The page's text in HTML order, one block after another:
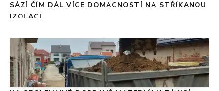
SÁZÍ ČÍM DÁL VÍCE DOMÁCNOSTÍ NA STŘÍKANOU
IZOLACI